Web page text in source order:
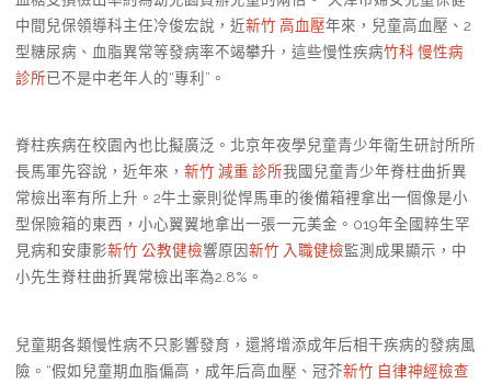
中間兒保領導科主任冷俊宏說，近新竹 高血壓年來，兒童高血壓、2
型糖尿病、血脂異常等發病率不竭攀升，這些慢性疾病竹科 慢性病
診所已不是中老年人的“專利”。
脊柱疾病在校園內也比擬廣泛。北京年夜學兒童青少年衛生研討所所
長馬軍先容說，近年來， 新竹 減重 診所我國兒童青少年脊柱曲折異
常檢出率有所上升。2牛土豪則從悍馬車的後備箱裡拿出一個像是小
型保險箱的東西，小心翼翼地拿出一張一元美金。019年全國粹生罕
見病和安康影新竹 公教健檢響原因新竹 入職健檢監測成果顯示，中
小先生脊柱曲折異常檢出率為2.8%。
兒童期各類慢性病不只影響發育，還將增添成年后相干疾病的發病風
險。“假如兒童期血脂偏高，成年后高血壓、冠芥新竹 自律神經檢查